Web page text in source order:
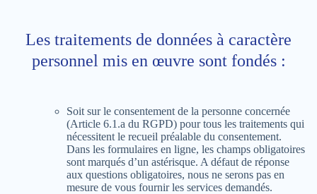
Les traitements de données à caractère
personnel mis en œuvre sont fondés :
Soit sur le consentement de la personne concernée
(Article 6.1.a du RGPD) pour tous les traitements qui
nécessitent le recueil préalable du consentement.
Dans les formulaires en ligne, les champs obligatoires
sont marqués d’un astérisque. A défaut de réponse
aux questions obligatoires, nous ne serons pas en
mesure de vous fournir les services demandés.